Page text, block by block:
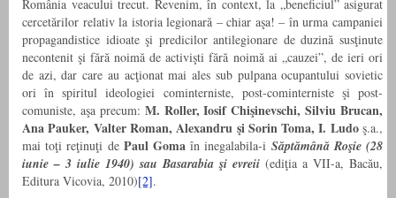
România veacului trecut. Revenim, în context, la „beneficiul” asigurat
cercetărilor relativ la istoria legionară – chiar aşa! – în urma campaniei
propagandistice idioate şi predicilor antilegionare de duzină susţinute
necontenit şi fără noimă de activişti fără noimă ai „cauzei”, de ieri ori
de azi, dar care au acţionat mai ales sub pulpana ocupantului sovietic
ori în spiritul ideologiei cominterniste, post-cominterniste şi post-
comuniste, aşa precum: M. Roller, Iosif Chişinevschi, Silviu Brucan,
Ana Pauker, Valter Roman, Alexandru şi Sorin Toma, I. Ludo ş.a.,
mai toţi reţinuţi de Paul Gomaîn inegalabila-i Săptămână Roşie (28
iunie – 3 iulie 1940) sau Basarabia şi evreii (ediţia a VII-a, Bacău,
Editura Vicovia, 2010)[2].